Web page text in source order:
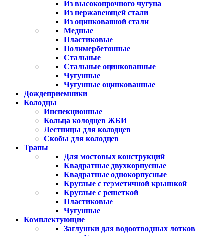
Из высокопрочного чугуна
Из нержавеющей стали
Из оцинкованной стали
Медные
Пластиковые
Полимербетонные
Стальные
Стальные оцинкованные
Чугунные
Чугунные оцинкованные
Дождеприемники
Колодцы
Инспекционные
Кольца колодцев ЖБИ
Лестницы для колодцев
Скобы для колодцев
Трапы
Для мостовых конструкций
Квадратные двухкорпусные
Квадратные однокорпусные
Круглые с герметичной крышкой
Круглые с решеткой
Пластиковые
Чугунные
Комплектующие
Заглушки для водоотводных лотков